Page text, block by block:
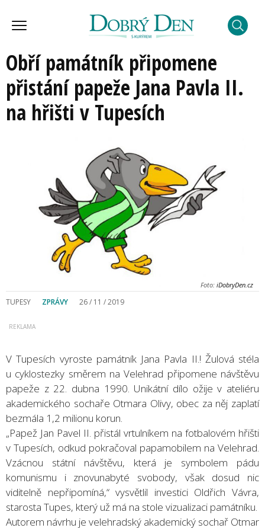
Obří památník připomene
přistání papeže Jana Pavla II.
na hřišti v Tupesích
Foto: iDobryDen.cz
TUPESY ZPRÁVY 26 / 11 / 2019
V Tupesích vyroste památník Jana Pavla II.! Žulová stéla
u cyklostezky směrem na Velehrad připomene návštěvu
papeže z 22. dubna 1990. Unikátní dílo ožije v ateliéru
akademického sochaře Otmara Olivy, obec za něj zaplatí
bezmála 1,2 milionu korun.
„Papež Jan Pavel II. přistál vrtulníkem na fotbalovém hřišti
v Tupesích, odkud pokračoval papamobilem na Velehrad.
Vzácnou státní návštěvu, která je symbolem pádu
komunismu i znovunabyté svobody, však dosud nic
viditelně nepřipomíná,“ vysvětlil investici Oldřich Vávra,
starosta Tupes, který už má na stole vizualizaci památníku.
Autorem návrhu je velehradský akademický sochař Otmar